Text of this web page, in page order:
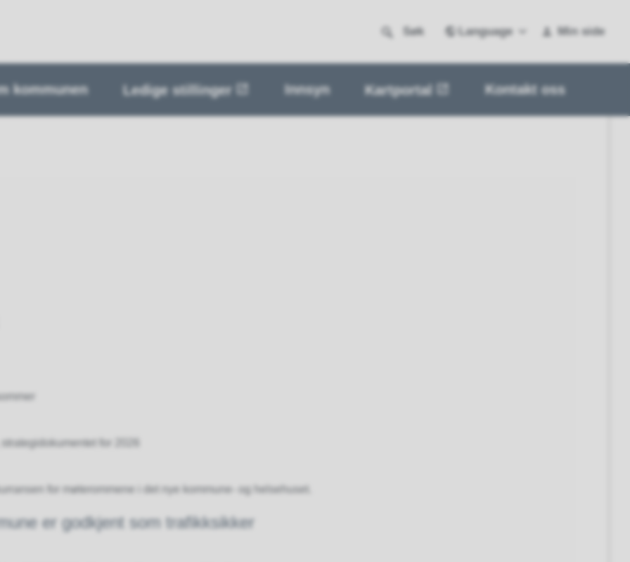
Søk Language Min side
kommunen Ledige stillinger Innsyn Kartportal Kontakt oss
for 2026
for møterommene i det nye kommune- og helsehuset.
er godkjent som trafikksikker